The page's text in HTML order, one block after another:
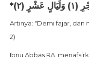
Artinya: "Demi fajar, dan
2)
Ibnu Abbas RA.